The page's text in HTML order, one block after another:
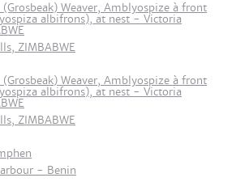
Weaver, Amblyospize à front
albifrons), at nest - Victoria
ZIMBABWE
Weaver, Amblyospize à front
albifrons), at nest - Victoria
ZIMBABWE
- Benin